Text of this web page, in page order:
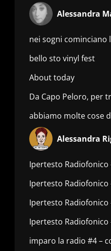
Alessandra
nei sogni cominciano
bello sto vinyl fest
About today
Da Capo Peloro, per
abbiamo molte cose
Alessandra
Ipertesto Radiofonico
Ipertesto Radiofonico
Ipertesto Radiofonico
Ipertesto Radiofonico
imparo la radio #4 –